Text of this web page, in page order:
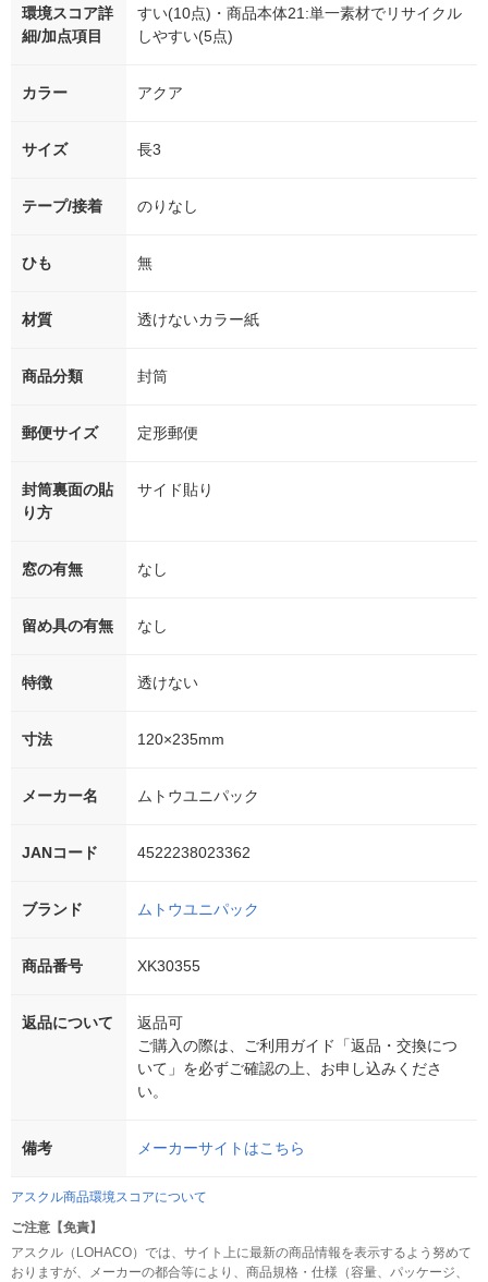
環境スコア詳
細/加点項目
すい(10点)・商品本体21:単一素材でリサイクル
しやすい(5点)
カラー アクア
サイズ 長3
テープ/接着 のりなし
ひも 無
材質 透けないカラー紙
商品分類 封筒
郵便サイズ 定形郵便
封筒裏面の貼
り方
サイド貼り
窓の有無 なし
留め具の有無 なし
特徴 透けない
寸法 120×235mm
メーカー名 ムトウユニパック
JANコード 4522238023362
ブランド ムトウユニパック
商品番号 XK30355
返品について
返品可
ご購入の際は、ご利用ガイド「返品・交換につ
いて」を必ずご確認の上、お申し込みくださ
い。
備考 メーカーサイトはこちら
アスクル商品環境スコアについて
ご注意【免責】
アスクル（LOHACO）では、サイト上に最新の商品情報を表示するよう努めて
おりますが、メーカーの都合等により、商品規格・仕様（容量、パッケージ、